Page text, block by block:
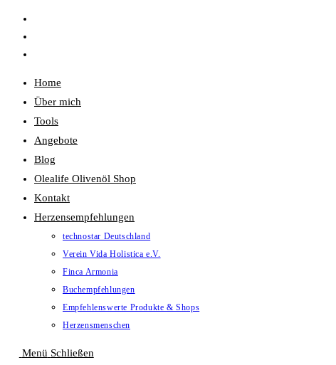
Zum
Inhalt
springen
Home
Über mich
Tools
Angebote
Blog
Olealife Olivenöl Shop
Kontakt
Herzensempfehlungen
technostar Deutschland
Verein Vida Holistica e.V.
Finca Armonia
Buchempfehlungen
Empfehlenswerte Produkte & Shops
Herzensmenschen
Menü Schließen